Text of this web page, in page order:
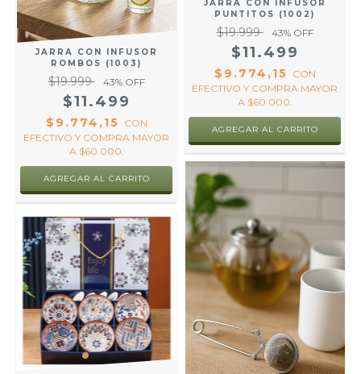
JARRA CON INFUSOR
ROMBOS (1003)
$19.999 43% OFF
$11.499
$9.774,15 CON
EFECTIVO Y COMPRA MAYOR
A $60.000.
JARRA CON INFUSOR
PUNTITOS (1002)
$19.999 43% OFF
$11.499
$9.774,15 CON
EFECTIVO Y COMPRA MAYOR
A $60.000.